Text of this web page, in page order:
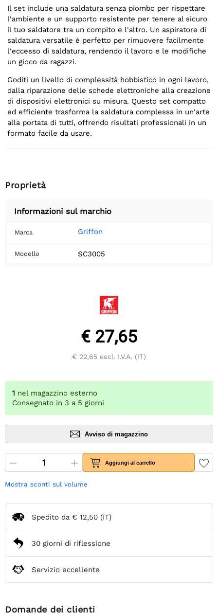
Il set include una saldatura senza piombo per rispettare
l'ambiente e un supporto resistente per tenere al sicuro
il tuo saldatore tra un compito e l'altro. Un aspiratore di
saldatura versatile è perfetto per rimuovere facilmente
l'eccesso di saldatura, rendendo il lavoro e le modifiche
un gioco da ragazzi.
Goditi un livello di complessità hobbistico in ogni lavoro,
dalla riparazione delle schede elettroniche alla creazione
di dispositivi elettronici su misura. Questo set compatto
ed efficiente trasforma la saldatura complessa in un'arte
alla portata di tutti, offrendo risultati professionali in un
formato facile da usare.
Proprietà
Informazioni sul marchio
Marca Griffon
Modello SC3005
€ 27,65
€ 22,65 escl. I.V.A. (IT)
1 nel magazzino esterno
Consegnato in 3 a 5 giorni
Avviso di magazzino
Aggiungi al carrello
Mostra sconti sul volume
Spedito da € 12,50 (IT)
30 giorni di riflessione
Servizio eccellente
Domande dei clienti